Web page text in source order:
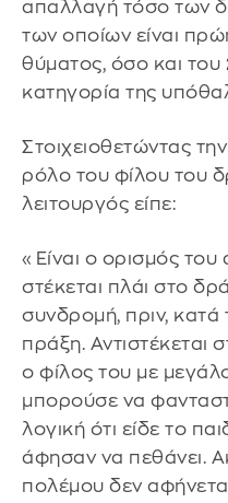
απαλλαγή τόσο των
των οποίων είναι
θύματος, όσο και του
κατηγορία της
Στοιχειοθετώντας
ρόλο του φίλου του
λειτουργός είπε:
«Είναι ο ορισμός
στέκεται πλάι στο
συνδρομή, πριν, κατά
πράξη. Αντιστέκεται
ο φίλος του με
μπορούσε να
λογική ότι είδε το
άφησαν να πεθάνει.
πολέμου δεν